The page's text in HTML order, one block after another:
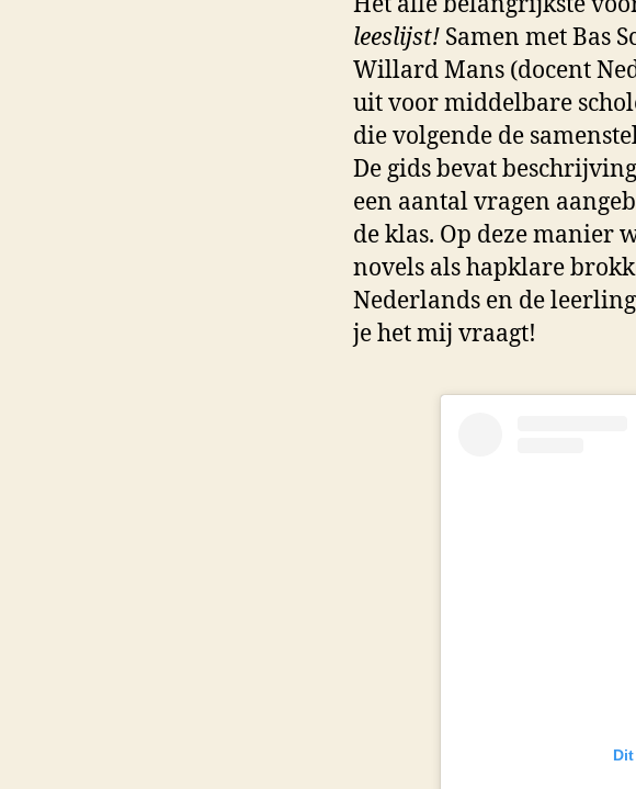
leeslijst! Samen met Bas
Willard Mans (docent
uit voor middelbare
die volgende de
De gids bevat
een aantal vragen
de klas. Op deze manier
novels als hapklare
Nederlands en de
je het mij vraagt!